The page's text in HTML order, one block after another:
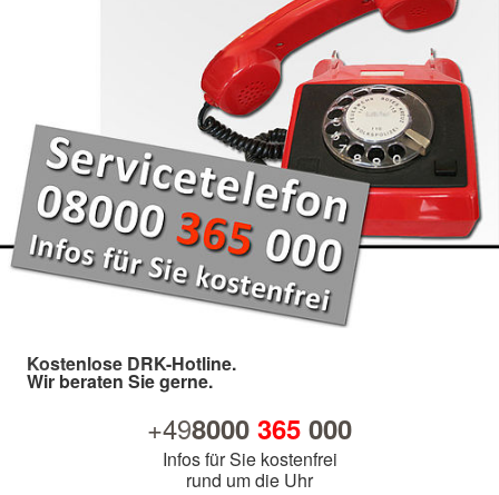
Kostenlose DRK-Hotline.
Wir beraten Sie gerne.
+498000 365 000
Infos für Sie kostenfrei
rund um die Uhr